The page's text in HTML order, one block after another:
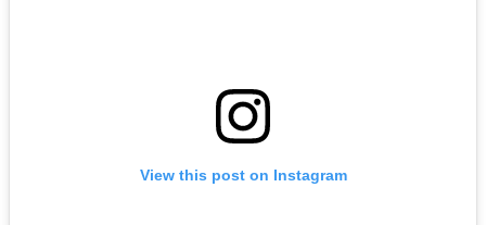
View this post on Instagram